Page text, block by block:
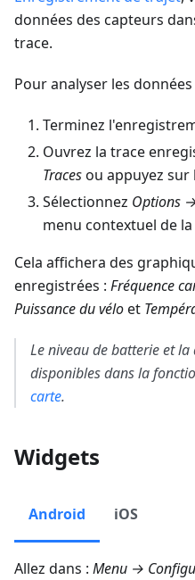
données des capteurs
trace.
Pour analyser les données
Terminez
Ouvrez la trace
Tracesou appuyez sur
Sélectionnez Options
menu contextuel de
Cela affichera des
enregistrées : Fréquence
Puissance du véloet
Le niveau de batterie et
disponibles dans la
carte.
Widgets
Android iOS
Allez dans : Menu →